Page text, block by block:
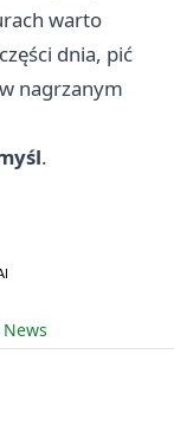
warto
dnia, pić
nagrzanym
.